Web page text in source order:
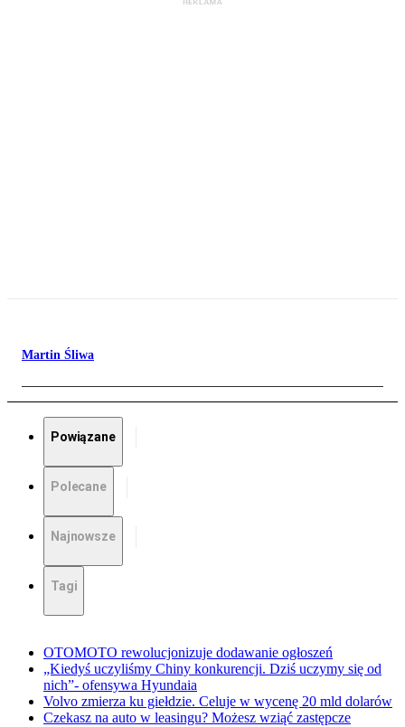
Martin Śliwa
Powiązane
Polecane
Najnowsze
Tagi
OTOMOTO rewolucjonizuje dodawanie ogłoszeń
„Kiedyś uczyliśmy Chiny konkurencji. Dziś uczymy się od
nich”- ofensywa Hyundaia
Volvo zmierza ku giełdzie. Celuje w wycenę 20 mld dolarów
Czekasz na auto w leasingu? Możesz wziąć zastępcze